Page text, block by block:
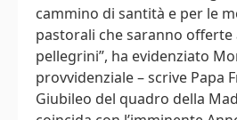
cammino di santità e per le
pastorali che saranno offerte
pellegrini”, ha evidenziato
provvidenziale – scrive Papa
Giubileo del quadro della